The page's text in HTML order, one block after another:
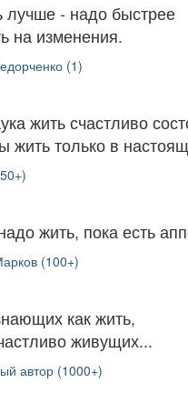
лучше - надо быстрее
на изменения.
(1)
жить счастливо
жить только в
жить, пока есть
(100+)
как жить,
живущих...
автор (1000+)